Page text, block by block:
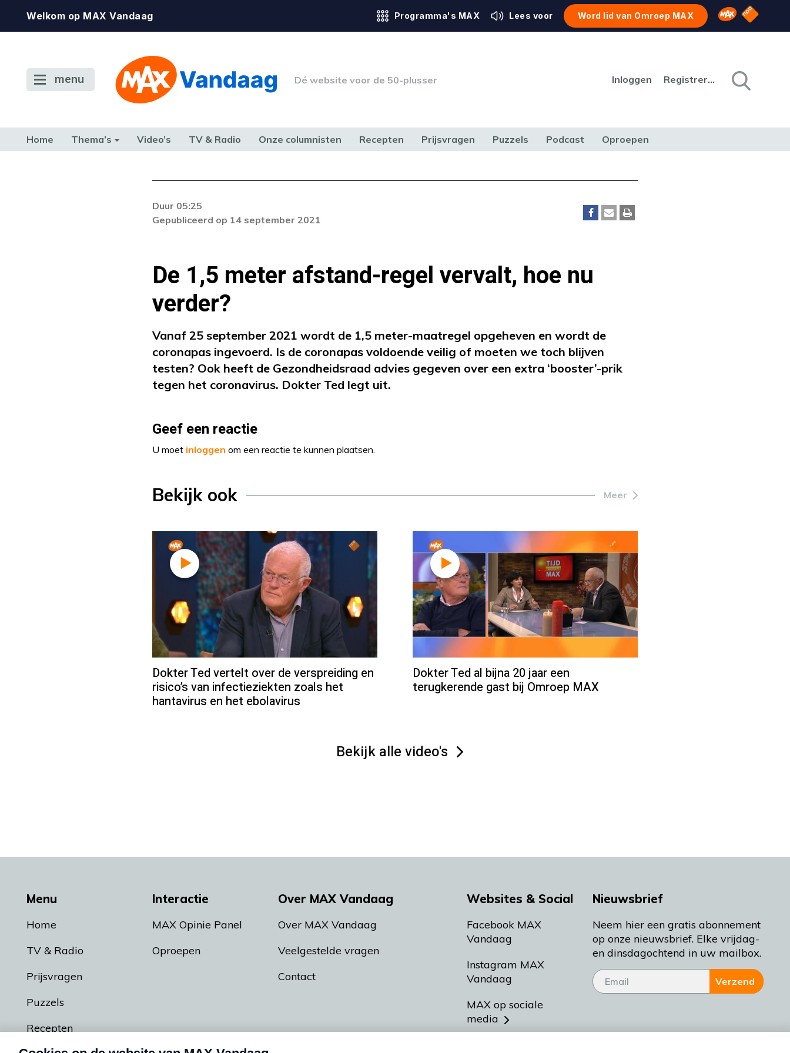
Welkom op MAX Vandaag Programma's MAX Lees voor Word lid van Omroep MAX Omroep MAX
NPO
menu Dé website voor de 50-plusser Inloggen Registreren
Home Thema’s Video’s TV & Radio Onze columnisten Recepten Prijsvragen Puzzels Podcast Oproepen
De gewenste stream is op dit moment niet
beschikbaar. Als het probleem zich blijft voordoen,
Duur 05:25
Gepubliceerd op 14 september 2021
De 1,5 meter afstand-regel vervalt, hoe nu
verder?
Vanaf 25 september 2021 wordt de 1,5 meter-maatregel opgeheven en wordt de
coronapas ingevoerd. Is de coronapas voldoende veilig of moeten we toch blijven
testen? Ook heeft de Gezondheidsraad advies gegeven over een extra ‘booster’-prik
tegen het coronavirus. Dokter Ted legt uit.
Geef een reactie
U moet inloggen om een reactie te kunnen plaatsen.
Bekijk ook Meer
Dokter Ted vertelt over de verspreiding en
risico’s van infectieziekten zoals het
hantavirus en het ebolavirus
Dokter Ted al bijna 20 jaar een
terugkerende gast bij Omroep MAX
Bekijk alle video's
Menu
Home
TV & Radio
Prijsvragen
Puzzels
Recepten
Interactie
MAX Opinie Panel
Oproepen
Over MAX Vandaag
Over MAX Vandaag
Veelgestelde vragen
Contact
Websites & Social
Facebook MAX
Vandaag
Instagram MAX
Vandaag
MAX op sociale
media
Nieuwsbrief
Neem hier een gratis abonnement
op onze nieuwsbrief. Elke vrijdag-
en dinsdagochtend in uw mailbox.
Verzend